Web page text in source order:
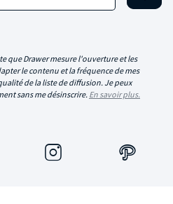
que Drawer mesure l'ouverture et les
le contenu et la fréquence de mes
de la liste de diffusion. Je peux
sans me désinscrire. En savoir plus.